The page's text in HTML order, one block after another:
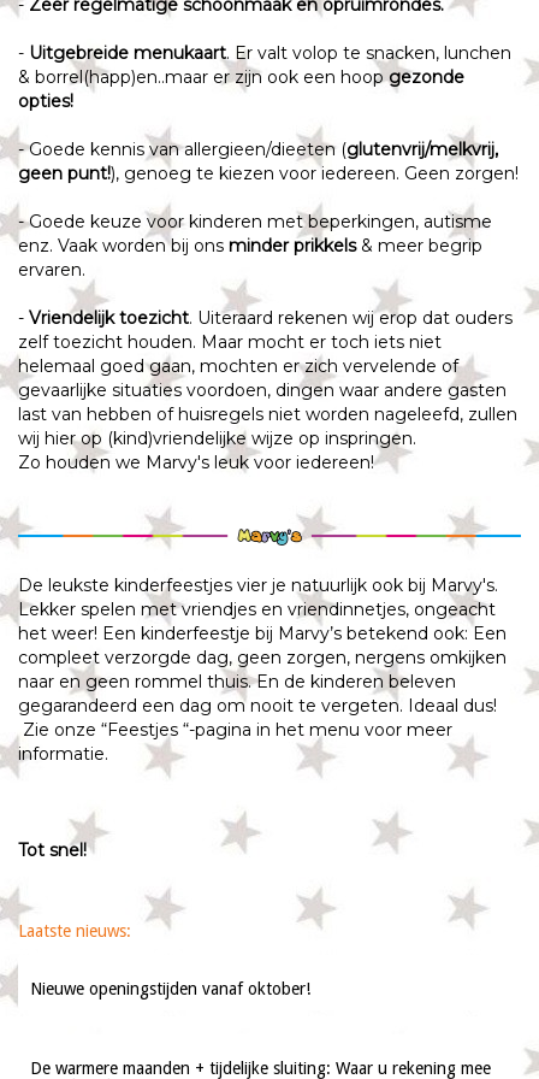
- Zeer regelmatige schoonmaak en opruimrondes.
- Uitgebreide menukaart. Er valt volop te snacken, lunchen
& borrel(happ)en..maar er zijn ook een hoopgezonde
opties!
- Goede kennis van allergieen/dieeten (glutenvrij/melkvrij,
geen punt!), genoeg te kiezen voor iedereen. Geen zorgen!
- Goede keuze voor kinderen met beperkingen, autisme
enz. Vaak worden bij ons minder prikkels& meer begrip
ervaren.
- Vriendelijk toezicht. Uiteraard rekenen wij erop dat ouders
zelf toezicht houden. Maar mocht er toch iets niet
helemaal goed gaan, mochten er zich vervelende of
gevaarlijke situaties voordoen, dingen waar andere gasten
last van hebben of huisregels niet worden nageleefd, zullen
wij hier op (kind)vriendelijke wijze op inspringen.
Zo houden we Marvy's leuk voor iedereen!
De leukste kinderfeestjes vier je natuurlijk ook bij Marvy's.
Lekker spelen met vriendjes en vriendinnetjes, ongeacht
het weer! Een kinderfeestje bij Marvy’s betekend ook: Een
compleet verzorgde dag, geen zorgen, nergens omkijken
naar en geen rommel thuis. En de kinderen beleven
gegarandeerd een dag om nooit te vergeten. Ideaal dus!
Zie onze “Feestjes “-pagina in het menu voor meer
informatie.
Tot snel!
Laatste nieuws:
Nieuwe openingstijden vanaf oktober!
De warmere maanden + tijdelijke sluiting: Waar u rekening mee